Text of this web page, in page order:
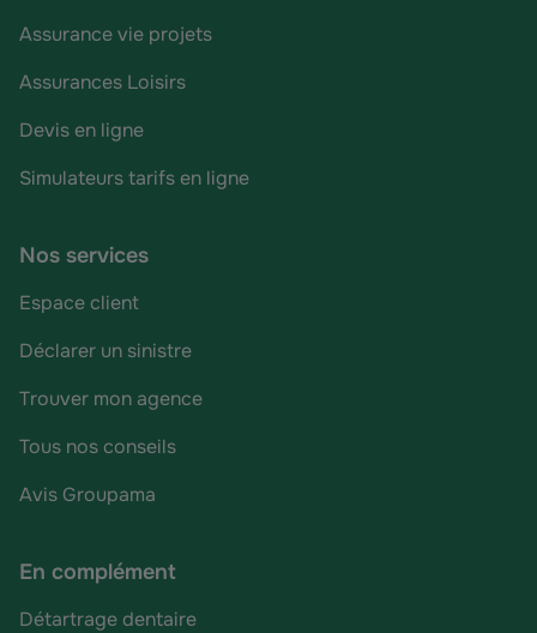
Assurance vie projets
Assurances Loisirs
Devis en ligne
Simulateurs tarifs en ligne
Nos services
Espace client
Déclarer un sinistre
Trouver mon agence
Tous nos conseils
Avis Groupama
En complément
Détartrage dentaire